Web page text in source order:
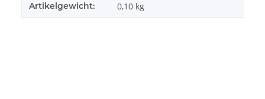
Artikelgewicht: 0,10 kg